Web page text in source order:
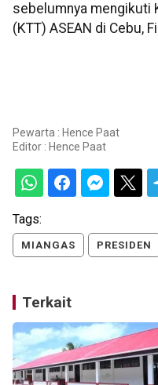
sebelumnya mengikuti
(KTT) ASEAN di Cebu,
Pewarta : Hence Paat
Editor : Hence Paat
Tags:
MIANGAS PRESIDEN
Terkait